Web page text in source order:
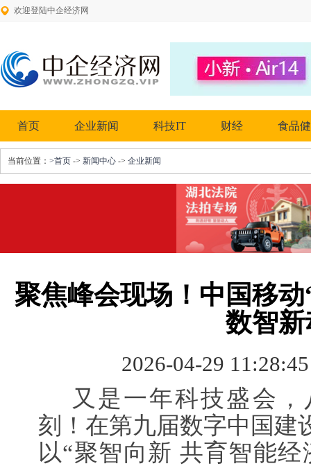
欢迎登陆中企经济网
首页 企业新闻 科技IT 财经 食品
当前位置： >首页 -> 新闻中心 -> 企业新闻
聚焦峰会现场！中国移
数智
2026-04-29
又是一年科技盛会，
刻！在第九届数字中国建
以“聚智向新 共育智能